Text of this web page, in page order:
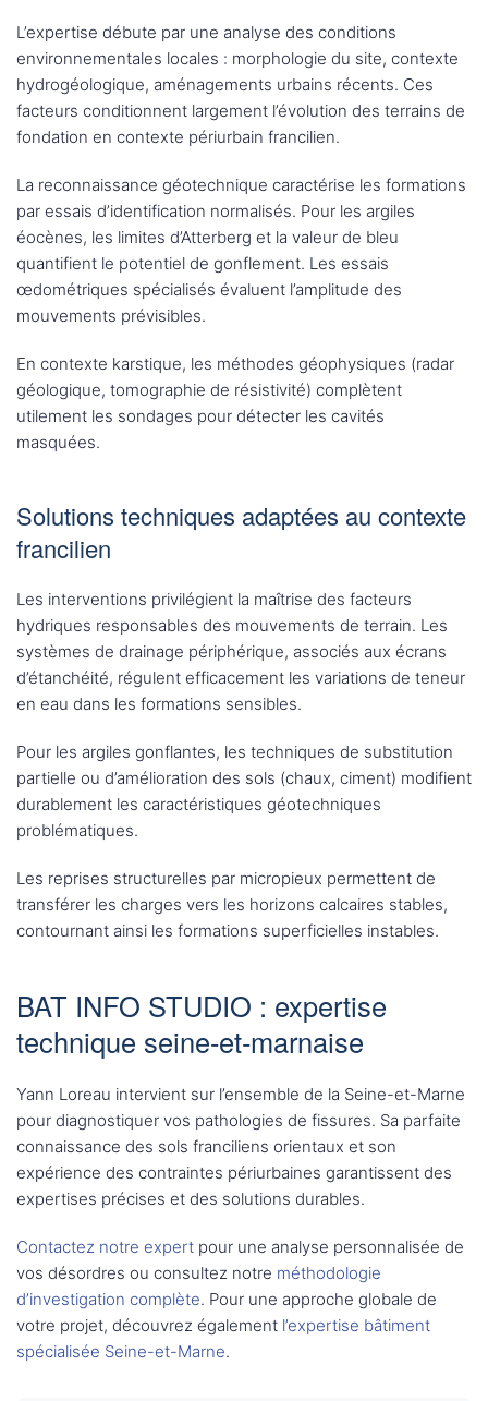
L’expertise débute par une analyse des conditions
environnementales locales : morphologie du site, contexte
hydrogéologique, aménagements urbains récents. Ces
facteurs conditionnent largement l’évolution des terrains de
fondation en contexte périurbain francilien.
La reconnaissance géotechnique caractérise les formations
par essais d’identification normalisés. Pour les argiles
éocènes, les limites d’Atterberg et la valeur de bleu
quantifient le potentiel de gonflement. Les essais
œdométriques spécialisés évaluent l’amplitude des
mouvements prévisibles.
En contexte karstique, les méthodes géophysiques (radar
géologique, tomographie de résistivité) complètent
utilement les sondages pour détecter les cavités
masquées.
Solutions techniques adaptées au contexte
francilien
Les interventions privilégient la maîtrise des facteurs
hydriques responsables des mouvements de terrain. Les
systèmes de drainage périphérique, associés aux écrans
d’étanchéité, régulent efficacement les variations de teneur
en eau dans les formations sensibles.
Pour les argiles gonflantes, les techniques de substitution
partielle ou d’amélioration des sols (chaux, ciment) modifient
durablement les caractéristiques géotechniques
problématiques.
Les reprises structurelles par micropieux permettent de
transférer les charges vers les horizons calcaires stables,
contournant ainsi les formations superficielles instables.
BAT INFO STUDIO : expertise
technique seine-et-marnaise
Yann Loreau intervient sur l’ensemble de la Seine-et-Marne
pour diagnostiquer vos pathologies de fissures. Sa parfaite
connaissance des sols franciliens orientaux et son
expérience des contraintes périurbaines garantissent des
expertises précises et des solutions durables.
Contactez notre expert pour une analyse personnalisée de
vos désordres ou consultez notre méthodologie
d’investigation complète. Pour une approche globale de
votre projet, découvrez également l’expertise bâtiment
spécialisée Seine-et-Marne.